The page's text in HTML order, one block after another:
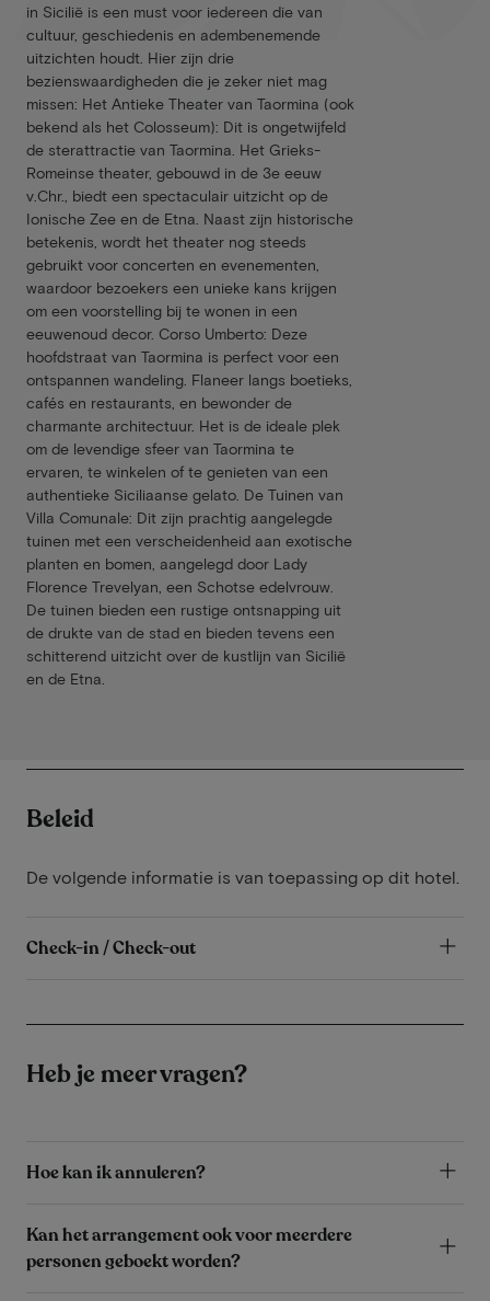
in Sicilië is een must voor iedereen die van
cultuur, geschiedenis en adembenemende
uitzichten houdt. Hier zijn drie
bezienswaardigheden die je zeker niet mag
missen: Het Antieke Theater van Taormina (ook
bekend als het Colosseum): Dit is ongetwijfeld
de sterattractie van Taormina. Het Grieks-
Romeinse theater, gebouwd in de 3e eeuw
v.Chr., biedt een spectaculair uitzicht op de
Ionische Zee en de Etna. Naast zijn historische
betekenis, wordt het theater nog steeds
gebruikt voor concerten en evenementen,
waardoor bezoekers een unieke kans krijgen
om een voorstelling bij te wonen in een
eeuwenoud decor. Corso Umberto: Deze
hoofdstraat van Taormina is perfect voor een
ontspannen wandeling. Flaneer langs boetieks,
cafés en restaurants, en bewonder de
charmante architectuur. Het is de ideale plek
om de levendige sfeer van Taormina te
ervaren, te winkelen of te genieten van een
authentieke Siciliaanse gelato. De Tuinen van
Villa Comunale: Dit zijn prachtig aangelegde
tuinen met een verscheidenheid aan exotische
planten en bomen, aangelegd door Lady
Florence Trevelyan, een Schotse edelvrouw.
De tuinen bieden een rustige ontsnapping uit
de drukte van de stad en bieden tevens een
schitterend uitzicht over de kustlijn van Sicilië
en de Etna.
Beleid
De volgende informatie is van toepassing op dit hotel.
Check-in / Check-out
Heb je meer vragen?
Hoe kan ik annuleren?
Kan het arrangement ook voor meerdere
personen geboekt worden?